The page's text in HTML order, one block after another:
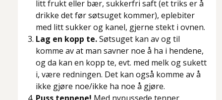
litt frukt eller bær, sukkerfri saft (et triks er å
drikke det før søtsuget kommer), eplebiter
med litt sukker og kanel, gjerne stekt i ovnen.
Lag en kopp te.Søtsuget kan av og til
komme av at man savner noe å ha i hendene,
og da kan en kopp te, evt. med melk og sukett
i, være redningen. Det kan også komme av å
ikke gjøre noe/ikke ha noe å gjøre.